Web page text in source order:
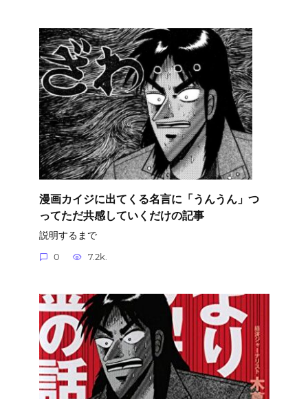
漫画カイジに出てくる名言に「うんうん」つ
ってただ共感していくだけの記事
説明するまで
0 7.2k.